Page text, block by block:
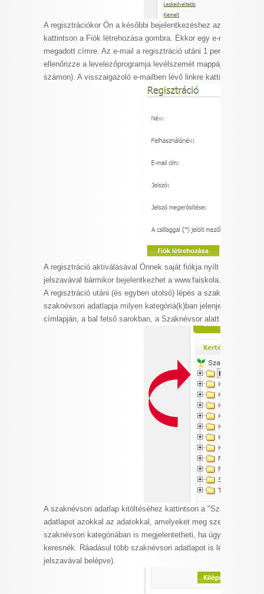
A regisztrációkor Ön a későbbi bejelentkezéshez azonosítót
kattintson a Fiók létrehozása gombra. Ekkor egy e-mailt
megadott címre. Az e-mail a regisztráció utáni 1 percben
ellenőrizze a levelezőprogramja levélszemét mappáját, vagy
számon). A visszaigazoló e-mailben lévő linkre kattintva
A regisztráció aktiválásával Önnek saját fiókja nyílt a
jelszavával bármikor bejelentkezhet a www.faiskola.hu címen,
A regisztráció utáni (és egyben utolsó) lépés a szaknévsori
szaknévsori adatlapja milyen kategóriá(k)ban jelenjen majd
címlapján, a bal felső sarokban, a Szaknévsor alatt látható
A szaknévsori adatlap kitöltéséhez kattintson a "Szaknévsori
adatlapot azokkal az adatokkal, amelyeket meg szeretne
szaknévsori kategóriában is megjelentetheti, ha úgy gondolja,
keresnék. Ráadásul több szaknévsori adatlapot is létrehozhat
jelszavával belépve).